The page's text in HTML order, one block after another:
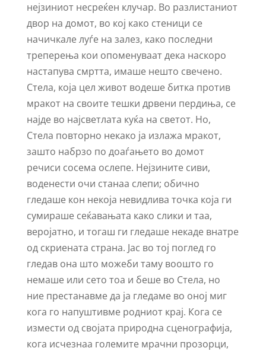
нејзиниот несреќен клучар. Во разлистаниот
двор на домот, во кој како стеници се
начичкале луѓе на залез, како последни
треперења кои опоменуваат дека наскоро
настапува смртта, имаше нешто свечено.
Стела, која цел живот водеше битка против
мракот на своите тешки дрвени пердиња, се
најде во најсветлата куќа на светот. Но,
Стела повторно некако ја излажа мракот,
заштo набрзо по доаѓањето во домот
речиси сосема ослепе. Нејзините сиви,
воденести очи станаа слепи; обично
гледаше кон некоја невидлива точка која ги
сумираше сеќавањата како слики и таа,
веројатно, и тогаш ги гледаше некаде внатре
од скриената страна. Јас во тој поглед го
гледав она што можеби таму воошто го
немаше или сето тоа и беше во Стела, но
ние престанавме да ја гледаме во оној миг
кога го напуштивме родниот крај. Кога се
измести од својата природна сценографија,
кога исчезнаа големите мрачни прозорци,